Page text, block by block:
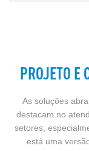
PROJETO E
As soluções
destacam no
setores,
está uma